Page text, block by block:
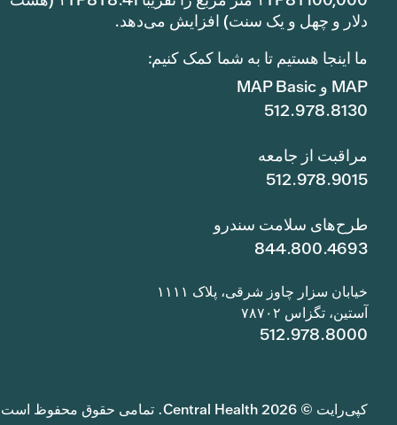
دلار و چهل و یک سنت) افزایش می‌دهد.
ما اینجا هستیم تا به شما کمک کنیم:
MAP و MAP Basic
512.978.8130
مراقبت از جامعه
512.978.9015
طرح‌های سلامت سندرو
844.800.4693
خیابان سزار چاوز شرقی، پلاک ۱۱۱۱
آستین، تگزاس ۷۸۷۰۲
512.978.8000
کپی‌رایت © 2026 Central Health. تمامی حقوق محفوظ است.